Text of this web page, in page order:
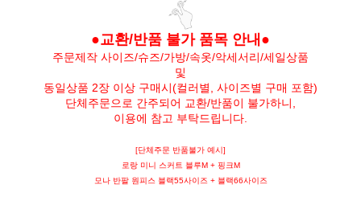
●교환/반품 불가 품목 안내●
주문제작 사이즈/슈즈/가방/속옷/악세서리/세일상품
및
동일상품 2장 이상 구매시(컬러별, 사이즈별 구매 포함)
단체주문으로 간주되어 교환/반품이 불가하니,
이용에 참고 부탁드립니다.
[단체주문 반품불가 예시]
로랑 미니 스커트 블루M + 핑크M
모나 반팔 원피스 블랙55사이즈 + 블랙66사이즈